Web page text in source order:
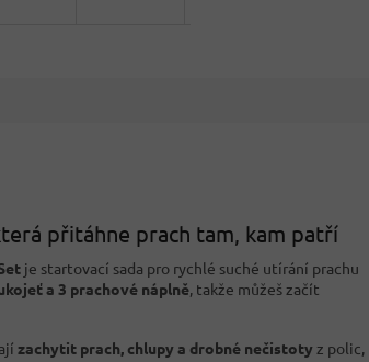
přitáhne prach tam, kam patří
je startovací sada pro rychlé suché utírání prachu
a 3 prachové náplně , takže můžeš začít
zachytit prach, chlupy a drobné nečistoty z polic,